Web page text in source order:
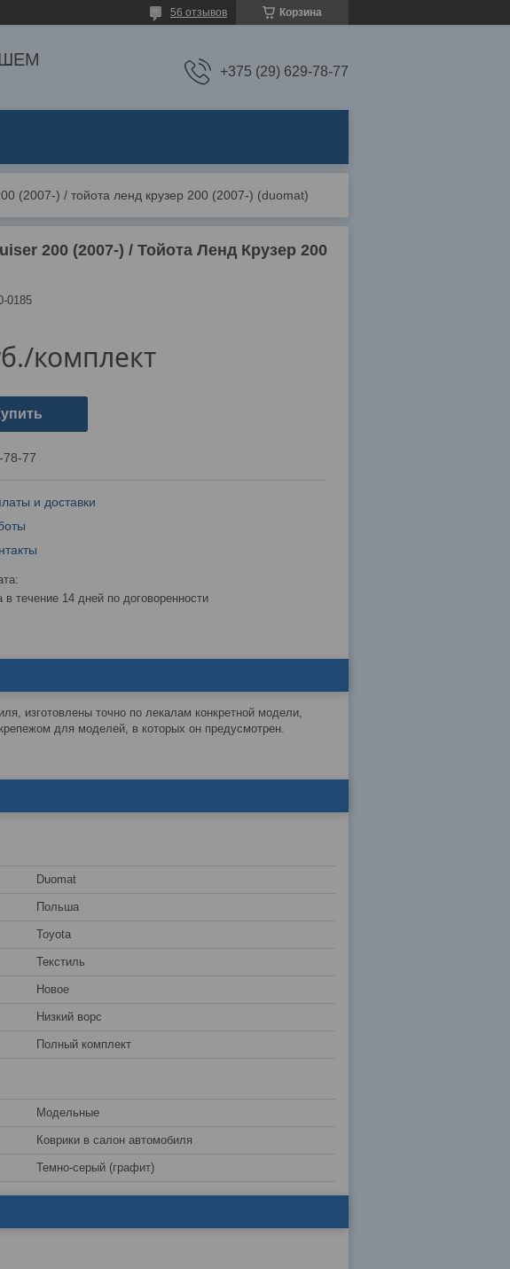
Корзина
56 отзывов
+375 (29) 629-78-77
(2007-) / тойота ленд крузер 200 (2007-) (duomat)
200 (2007-) / Тойота Ленд Крузер 200
0185
/комплект
78-77
и доставки
в течение 14 дней по договоренности
изготовлены точно по лекалам конкретной модели,
для моделей, в которых он предусмотрен.
Duomat
Польша
Toyota
Текстиль
Новое
Низкий ворс
Полный комплект
Модельные
Коврики в салон автомобиля
Темно-серый (графит)